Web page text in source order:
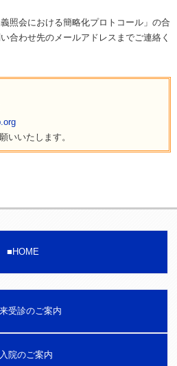
照会における簡略化プロトコール」の合
合わせ先のメールアドレスまでご連絡く
いいたします。
HOME
受診のご案内
入院のご案内